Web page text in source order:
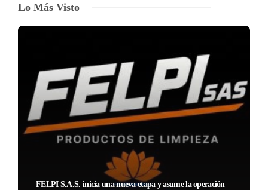
Lo Más Visto
FELPI S.A.S. inicia una nueva etapa y asume la operación